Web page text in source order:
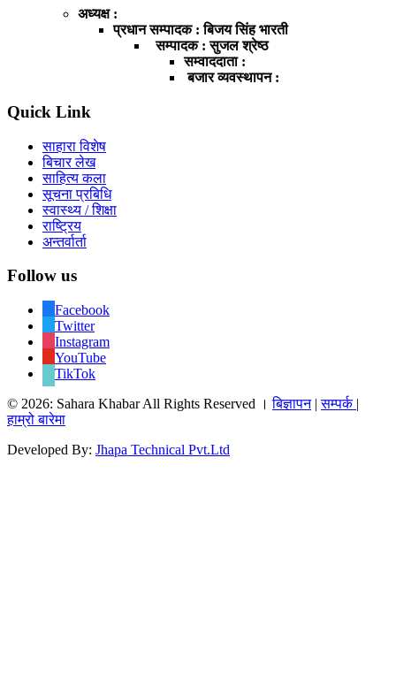
अध्यक्ष :
प्रधान सम्पादक : बिजय सिंह भारती
सम्पादक : सुजल श्रेष्ठ
सम्वाददाता :
बजार व्यवस्थापन :
Quick Link
साहारा विशेष
बिचार लेख
साहित्य कला
सूचना प्रबिधि
स्वास्थ्य / शिक्षा
राष्ट्रिय
अन्तर्वार्ता
Follow us
Facebook
Twitter
Instagram
YouTube
TikTok
© 2026: Sahara Khabar All Rights Reserved ।बिज्ञापन|सम्पर्क |
हाम्रो बारेमा
Developed By: Jhapa Technical Pvt.Ltd